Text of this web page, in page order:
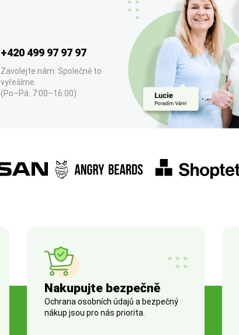
+420 499 97 97 97
Zavolejte nám. Společně to
vyřešíme.
(Po–Pá: 7:00–16:00)
Nakupujte bezpečně
Ochrana osobních údajů a bezpečný
nákup jsou pro nás priorita.